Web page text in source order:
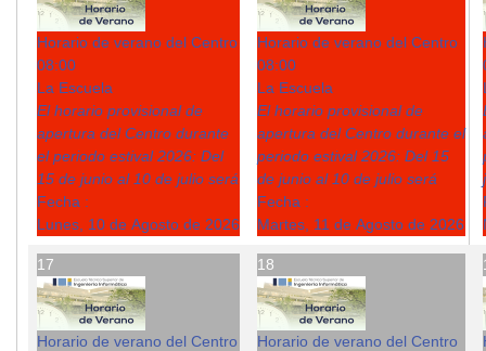
Horario de verano del Centro
08:00
La Escuela
El horario provisional de
apertura del Centro durante
el periodo estival 2026: Del
15 de junio al 10 de julio será
Fecha :
Lunes, 10 de Agosto de 2026
Horario de verano del Centro
08:00
La Escuela
El horario provisional de
apertura del Centro durante el
periodo estival 2026: Del 15
de junio al 10 de julio será
Fecha :
Martes, 11 de Agosto de 2026
17
Horario de verano del Centro
18
Horario de verano del Centro